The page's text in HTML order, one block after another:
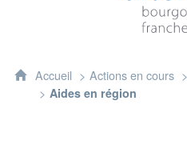
Accueil Actions en cours
Aides en région